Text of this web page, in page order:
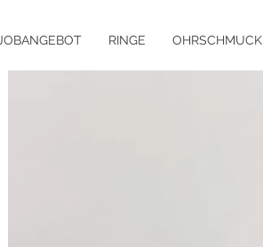
JOBANGEBOT RINGE OHRSCHMUCK